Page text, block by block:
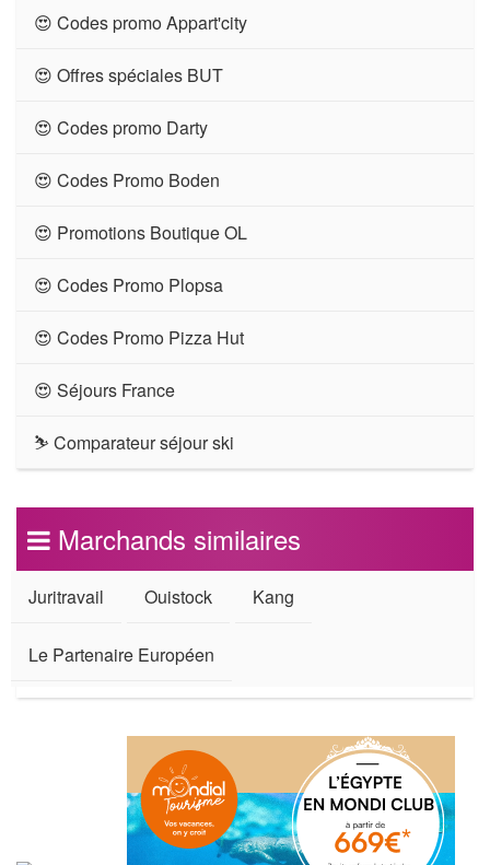
😍 Codes promo Appart'city
😍 Offres spéciales BUT
😍 Codes promo Darty
😍 Codes Promo Boden
😍 Promotions Boutique OL
😍 Codes Promo Plopsa
😍 Codes Promo Pizza Hut
😍 Séjours France
⛷ Comparateur séjour ski
Marchands similaires
Juritravail Ouistock Kang
Le Partenaire Européen